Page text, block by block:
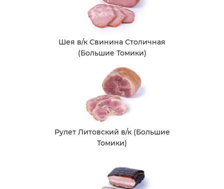
Шея в/к Свинина Столичная
(Большие Томики)
Рулет Литовский в/к (Большие
Томики)